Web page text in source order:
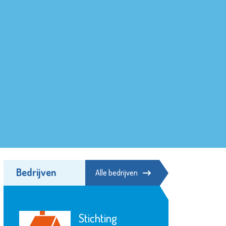
Bedrijven Alle bedrijven
Stichting